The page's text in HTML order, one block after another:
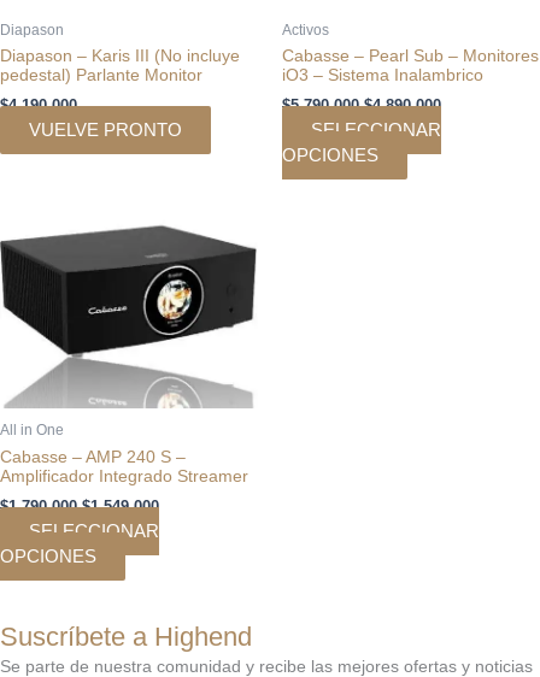
Diapason
Diapason – Karis III (No incluye
pedestal) Parlante Monitor
$4.190.000
VUELVE PRONTO
Activos
Cabasse – Pearl Sub – Monitores
iO3 – Sistema Inalambrico
$5.790.000 $4.890.000
SELECCIONAR
OPCIONES
la
página
producto
All in One
Cabasse – AMP 240 S –
Amplificador Integrado Streamer
$1.790.000
original
$1.790.000.
$1.549.000
El
actual
es:
$1.549.000.
SELECCIONAR
OPCIONES
producto
tiene
múltiples
variantes.
opciones
se
pueden
elegir
en
la
página
de
producto
Suscríbete a Highend
Se parte de nuestra comunidad y recibe las mejores ofertas y noticias